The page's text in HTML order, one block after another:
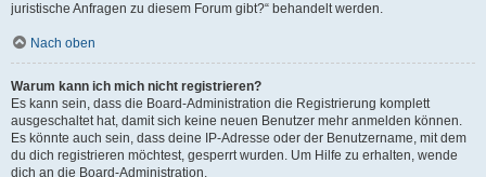
juristische Anfragen zu diesem Forum gibt?“ behandelt werden.
Nach oben
Warum kann ich mich nicht registrieren?
Es kann sein, dass die Board-Administration die Registrierung komplett
ausgeschaltet hat, damit sich keine neuen Benutzer mehr anmelden können.
Es könnte auch sein, dass deine IP-Adresse oder der Benutzername, mit dem
du dich registrieren möchtest, gesperrt wurden. Um Hilfe zu erhalten, wende
dich an die Board-Administration.